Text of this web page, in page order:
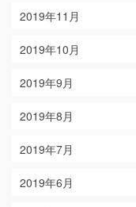
2019年11月
2019年10月
2019年9月
2019年8月
2019年7月
2019年6月